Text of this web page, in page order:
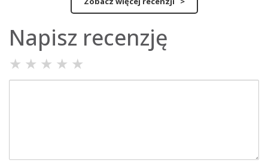
Napisz recenzję
★ ★ ★ ★ ★